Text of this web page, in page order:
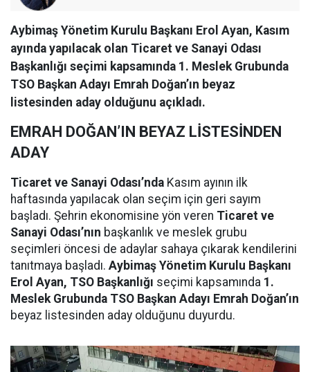
Aybimaş Yönetim Kurulu Başkanı Erol Ayan, Kasım
ayında yapılacak olan Ticaret ve Sanayi Odası
Başkanlığı seçimi kapsamında 1. Meslek Grubunda
TSO Başkan Adayı Emrah Doğan’ın beyaz
listesinden aday olduğunu açıkladı.
EMRAH DOĞAN’IN BEYAZ LİSTESİNDEN
ADAY
Ticaret ve Sanayi Odası’nda Kasım ayının ilk
haftasında yapılacak olan seçim için geri sayım
başladı. Şehrin ekonomisine yön veren Ticaret ve
Sanayi Odası’nın başkanlık ve meslek grubu
seçimleri öncesi de adaylar sahaya çıkarak kendilerini
tanıtmaya başladı. Aybimaş Yönetim Kurulu Başkanı
Erol Ayan, TSO Başkanlığı seçimi kapsamında 1.
Meslek Grubunda TSO Başkan Adayı Emrah Doğan’ın
beyaz listesinden aday olduğunu duyurdu.